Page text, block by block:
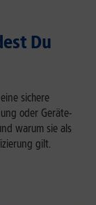
Du
sichere
oder Geräte-
warum sie als
gilt.